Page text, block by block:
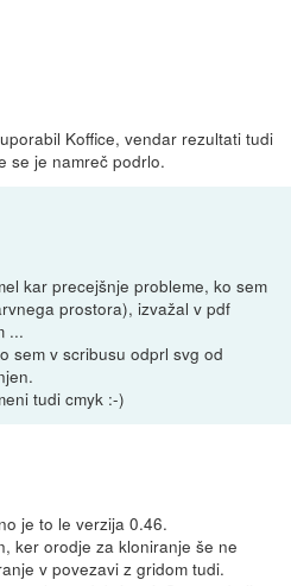
Koffice, vendar rezultati tudi
se je namreč podrlo.
kar precejšnje probleme, ko sem
prostora), izvažal v pdf
...
sem v scribusu odprl svg od
tudi cmyk :-)
je to le verzija 0.46.
ker orodje za kloniranje še ne
v povezavi z gridom tudi.